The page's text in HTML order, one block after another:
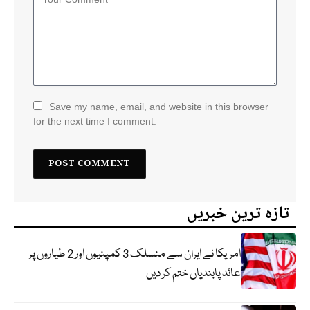
Save my name, email, and website in this browser
for the next time I comment.
تازہ ترین خبریں
امریکا نے ایران سے منسلک 3 کمپنیوں اور 2 طیاروں پر
عائد پابندیاں ختم کر دیں